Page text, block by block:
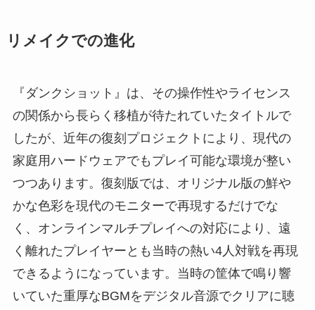
リメイクでの進化
『ダンクショット』は、その操作性やライセンス
の関係から長らく移植が待たれていたタイトルで
したが、近年の復刻プロジェクトにより、現代の
家庭用ハードウェアでもプレイ可能な環境が整い
つつあります。復刻版では、オリジナル版の鮮や
かな色彩を現代のモニターで再現するだけでな
く、オンラインマルチプレイへの対応により、遠
く離れたプレイヤーとも当時の熱い4人対戦を再現
できるようになっています。当時の筐体で鳴り響
いていた重厚なBGMをデジタル音源でクリアに聴